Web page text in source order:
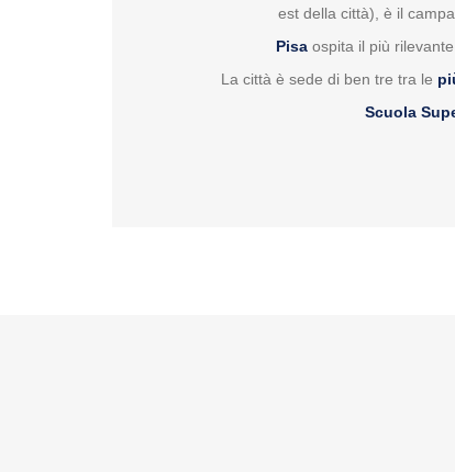
est della città), è il
Pisaospita il più rilevante
La città è sede di ben tre tra le
Scuola